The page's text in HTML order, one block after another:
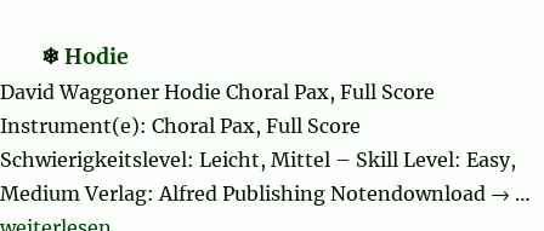
Hodie
David Waggoner Hodie Choral Pax, Full Score
Instrument(e): Choral Pax, Full Score
Schwierigkeitslevel: Leicht, Mittel – Skill Level: Easy,
Medium Verlag: Alfred Publishing Notendownload → …
„Hodie“